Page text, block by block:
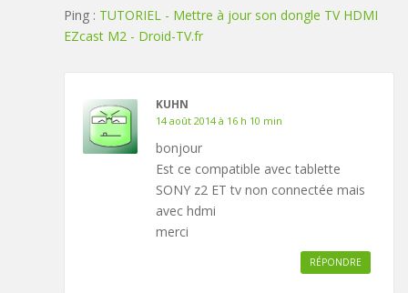
Ping : TUTORIEL - Mettre à jour son dongle TV HDMI
EZcast M2 - Droid-TV.fr
KUHN
14 août 2014 à 16 h 10 min
bonjour
Est ce compatible avec tablette
SONY z2 ET tv non connectée mais
avec hdmi
merci
RÉPONDRE